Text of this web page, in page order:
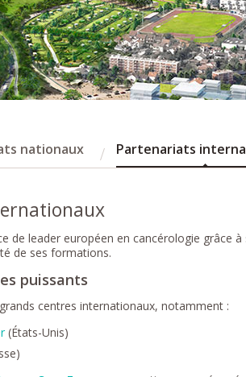
nationaux Partenariats
de leader européen en cancérologie grâce
de ses formations.
puissants
centres internationaux, notamment :
(États-Unis)